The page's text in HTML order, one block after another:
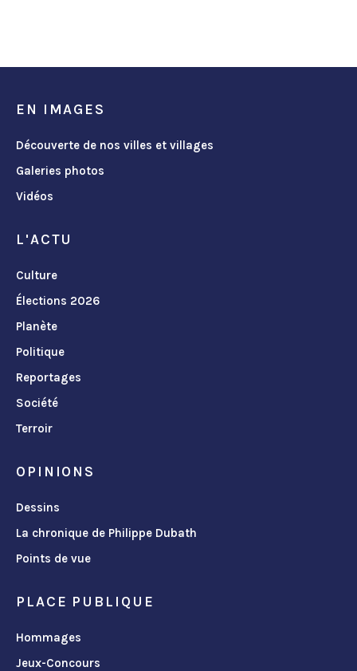
EN IMAGES
Découverte de nos villes et villages
Galeries photos
Vidéos
L'ACTU
Culture
Élections 2026
Planète
Politique
Reportages
Société
Terroir
OPINIONS
Dessins
La chronique de Philippe Dubath
Points de vue
PLACE PUBLIQUE
Hommages
Jeux-Concours